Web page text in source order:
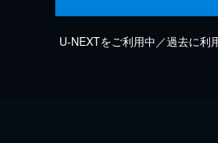
U-NEXTをご利用中／過去に利